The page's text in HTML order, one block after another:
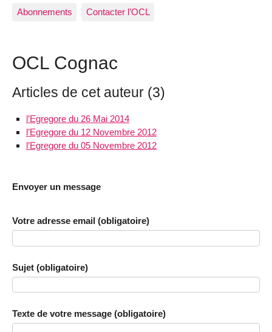
Abonnements Contacter l’OCL
OCL Cognac
Articles de cet auteur (3)
l’Egregore du 26 Mai 2014
l’Egregore du 12 Novembre 2012
l’Egregore du 05 Novembre 2012
Envoyer un message
Votre adresse email (obligatoire)
Sujet (obligatoire)
Texte de votre message (obligatoire)